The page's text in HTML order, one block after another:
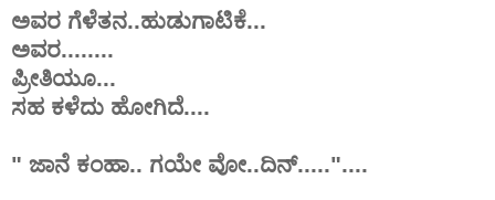
ಅವರ ಗೆಳೆತನ..ಹುಡುಗಾಟಿಕೆ...
ಅವರ........
ಪ್ರೀತಿಯೂ...
ಸಹ ಕಳೆದು ಹೋಗಿದೆ....
" ಜಾನೆ ಕಂಹಾ.. ಗಯೇ ವೋ..ದಿನ್....."....